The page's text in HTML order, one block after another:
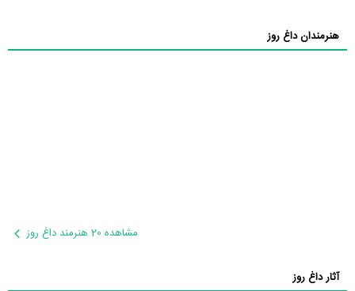
هنرمندان داغ روز
مشاهده 20 هنرمند داغ روز
آثار داغ روز